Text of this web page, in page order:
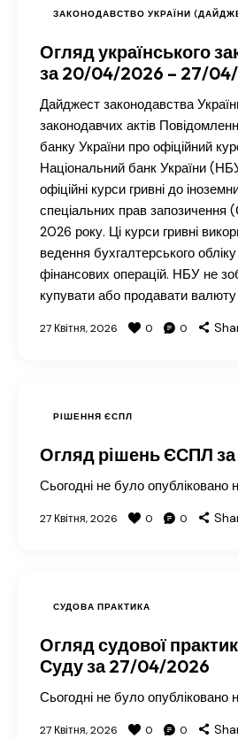
ЗАКОНОДАВСТВО УКРАЇНИ
Огляд українського
за 20/04/2026 – 27/
Дайджест законодавства
законодавчих актів
банку України про офіційний
Національний банк України
офіційні курси гривні до
спеціальних прав запозичення
2026 року. Ці курси гривні
ведення бухгалтерського
фінансових операцій. НБУ не
купувати або продавати
27 Квітня, 2026 0 0
РІШЕННЯ ЄСПЛ
Огляд рішень ЄСПЛ
Сьогодні не було опубліковано
27 Квітня, 2026 0 0
СУДОВА ПРАКТИКА
Огляд судової
Суду за 27/04/2026
Сьогодні не було опубліковано
27 Квітня, 2026 0 0